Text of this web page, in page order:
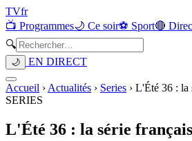
TVfr
📺 Programmes🌙 Ce soir⚽ Sport🔴
🔍
🌙 EN DIRECT
Accueil › Actualités › Series › L'Été 36 : la
SERIES
L'Été 36 : la série